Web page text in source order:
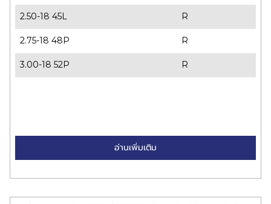
2.50-18 45L
R
2.75-18 48P
R
3.00-18 52P
R
อ่านเพิ่มเติม